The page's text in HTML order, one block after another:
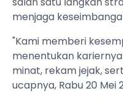
menjaga
"Kami memberi
menentukan
minat, rekam jejak,
ucapnya, Rabu 20 Mei